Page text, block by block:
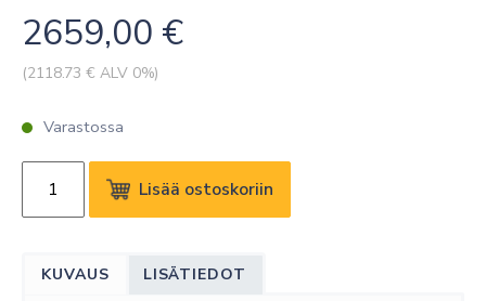
2659,00 €
(2118.73 € ALV 0%)
Varastossa
86PK640S0LA
300
Lisää ostoskoriin
KUVAUS LISÄTIEDOT